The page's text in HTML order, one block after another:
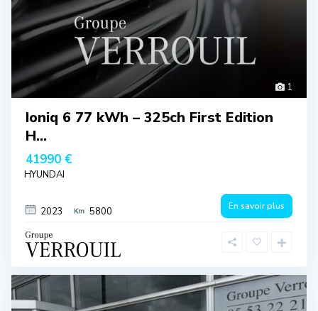
1
Ioniq 6 77 kWh – 325ch First Edition
H...
41990 €
HYUNDAI
2023 5800 En savoir plus